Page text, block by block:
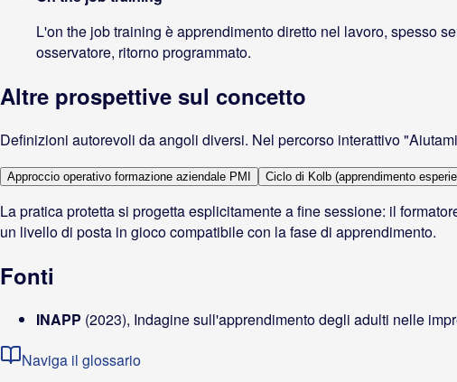
L'on the job training è apprendimento diretto nel lavoro, spesso
osservatore, ritorno programmato.
Altre prospettive sul concetto
Definizioni autorevoli da angoli diversi. Nel percorso interattivo
Approccio operativo formazione aziendale PMI Ciclo di Kolb (apprendimento
La pratica protetta si progetta esplicitamente a fine sessione: il
un livello di posta in gioco compatibile con la fase di apprendimento.
Fonti
INAPP (2023), Indagine sull'apprendimento degli adulti nelle
Naviga il glossario